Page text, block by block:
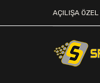
AÇILIŞA ÖZEL